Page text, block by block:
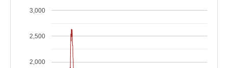
2,000
2,500
3,000